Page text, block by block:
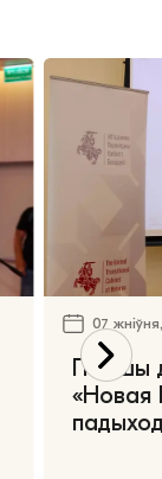
07
Першы
«Новая